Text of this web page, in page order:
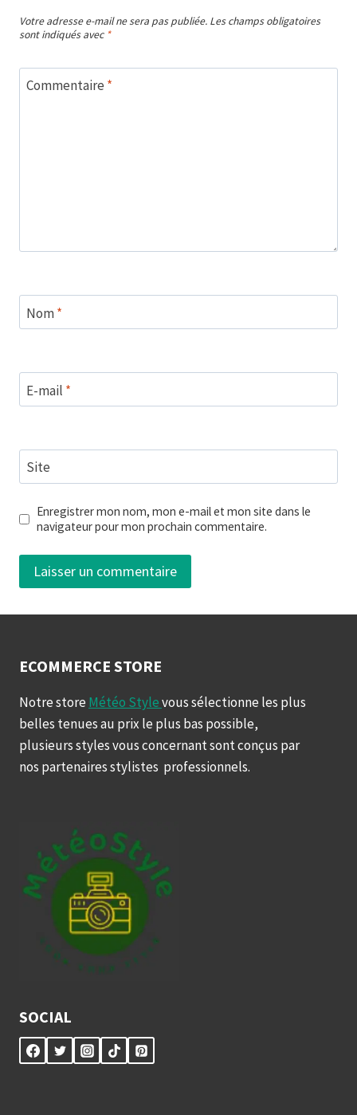
Votre adresse e-mail ne sera pas publiée. Les champs obligatoires
sont indiqués avec *
Commentaire *
Nom*
E-mail *
Site
Enregistrer mon nom, mon e-mail et mon site dans le
navigateur pour mon prochain commentaire.
ECOMMERCE STORE
Notre store Météo Stylevous sélectionne les plus
belles tenues au prix le plus bas possible,
plusieurs styles vous concernant sont conçus par
nos partenaires stylistes professionnels.
SOCIAL